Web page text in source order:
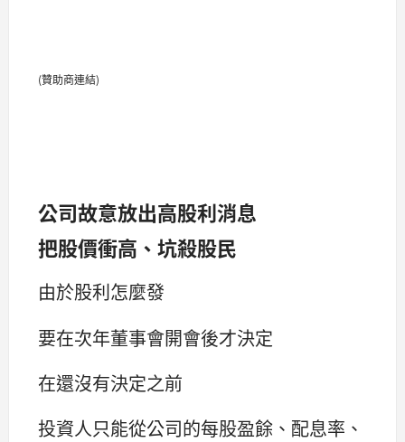
(贊助商連結)
公司故意放出高股利消息
把股價衝高、坑殺股民
由於股利怎麼發
要在次年董事會開會後才決定
在還沒有決定之前
投資人只能從公司的每股盈餘、配息率、